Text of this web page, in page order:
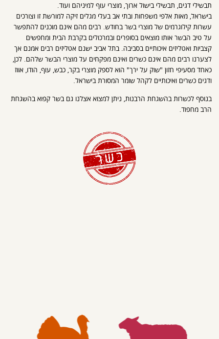
תבשילי דגים, תבשילי בישול ארוך, מוצרי עוף למיניהם ועוד.
בישראל, מאות אלפי משפחות ובתי אב בעלי מגלים זיקה למורשת זו וצורכים
עשרות קילוגרמים של מוצרי בשר בחודש. רבים מהם אינם מוכנים להתפשר
על טיב הבשר אותו מוצאים בסופרים ובמרכולים בקרבת הבית ומחפשים
קצביות ואטליזים איכותיים בסביבה. בתל אביב ישנם אטליזים רבים אמנם אך
לצערנו רבים מהם אינם כשרים ואינם מפקחים על מוצרי הבשר שלהם. לכן,
כאחד מסעיפי חזון "שוק על ירך" הוא לספק מוצרי בקר, כבש, עוף, הודו, אווז
ודגים כשרים ואיכותיים לקהל שומר המסורת בישראל.
בנוסף לכשרות בהשגחת הרבנות, ניתן למצוא אצלנו גם בשר קפוא בהשגחת
הרב מחפוד.